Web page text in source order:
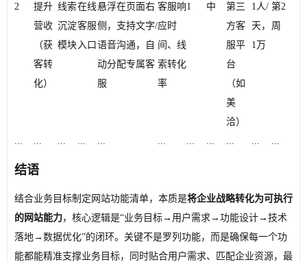
2
提升
营收
（获
客转
化）
线索
沉淀
模块
在线
客服
入口
悬浮在页面右
侧，支持文字/
语音沟通，自
动分配专属客
服
客服响
应时
间、线
索转化
率
1 中
第三
方客
服平
台
（如
美
洽）
1人/
天，
1万
第2
周
... ... ... ... ... ... ... ... ... ... ...
结语
结合业务目标制定网站功能清单，本质是将企业战略转化为可执行
的网站能力，核心逻辑是“业务目标→用户需求→功能设计→技术
落地→数据优化”的闭环。关键不是罗列功能，而是确保每一个功
能都能精准支撑业务目标，同时贴合用户需求、匹配企业资源，最